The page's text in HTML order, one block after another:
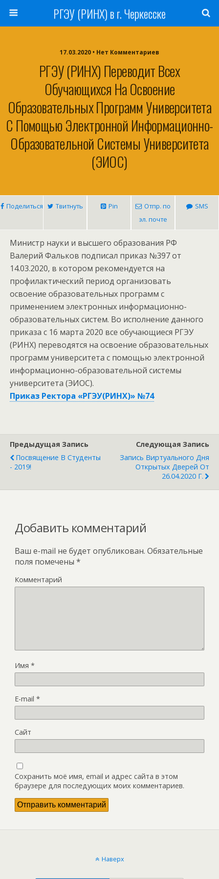
РГЭУ (РИНХ) в г. Черкесске
17.03.2020 • Нет Комментариев
РГЭУ (РИНХ) Переводит Всех
Обучающихся На Освоение
Образовательных Программ Университета
С Помощью Электронной Информационно-
Образовательной Системы Университета
(ЭИОС)
Поделиться Твитнуть Pin
Отпр. по
эл. почте
SMS
Министр науки и высшего образования РФ
Валерий Фальков подписал приказ №397 от
14.03.2020, в котором рекомендуется на
профилактический период организовать
освоение образовательных программ с
применением электронных информационно-
образовательных систем. Во исполнение данного
приказа с 16 марта 2020 все обучающиеся РГЭУ
(РИНХ) переводятся на освоение образовательных
программ университета с помощью электронной
информационно-образовательной системы
университета (ЭИОС).
Приказ Ректора «РГЭУ(РИНХ)» №74
Предыдущая Запись
Посвящение В Студенты
- 2019!
Следующая Запись
Запись Виртуального Дня
Открытых Дверей От
26.04.2020 Г.
Добавить комментарий
Ваш e-mail не будет опубликован. Обязательные
поля помечены *
Комментарий
Имя *
E-mail *
Сайт
Сохранить моё имя, email и адрес сайта в этом
браузере для последующих моих комментариев.
Наверх